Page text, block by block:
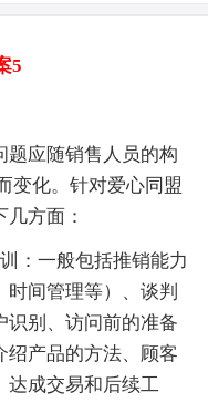
5
题应随销售人员的构
变化。针对爱心同盟
方面：
：一般包括推销能力
时间管理等）、谈判
识别、访问前的准备
绍产品的方法、顾客
达成交易和后续工